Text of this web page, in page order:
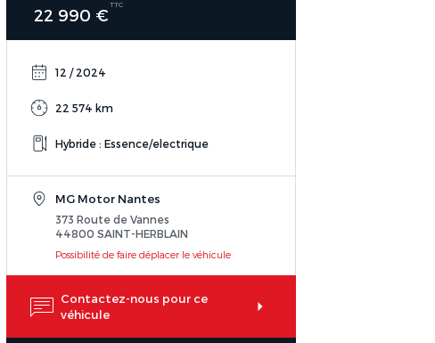
22 990 €
TTC
12 / 2024
22 574 km
Hybride : Essence/electrique
MG Motor Nantes
373 Route de Vannes
44800 SAINT-HERBLAIN
Possibilité de faire déplacer le véhicule
Contactez-nous pour ce
véhicule